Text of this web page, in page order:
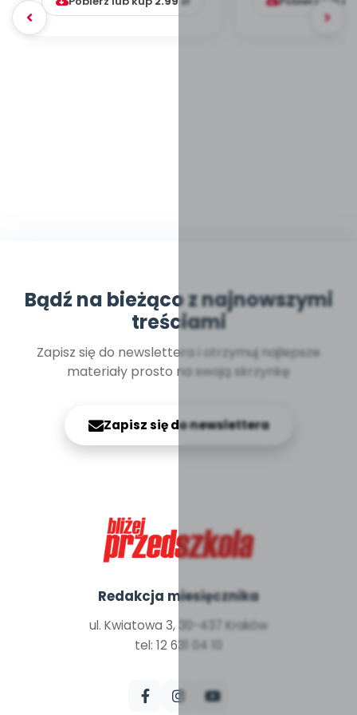
Bądź na bieżąco z najnowszymi
treściami
Zapisz się do newslettera i otrzymuj najlepsze
materiały prosto na swoją skrzynkę
Zapisz się do newslettera
Redakcja miesięcznika
ul. Kwiatowa 3, 30-437 Kraków
tel: 12 631 04 10